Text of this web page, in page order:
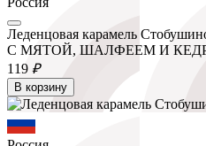
Леденцовая карамель
С МЯТОЙ, ШАЛФЕЕМ И
119 ₽
В корзину